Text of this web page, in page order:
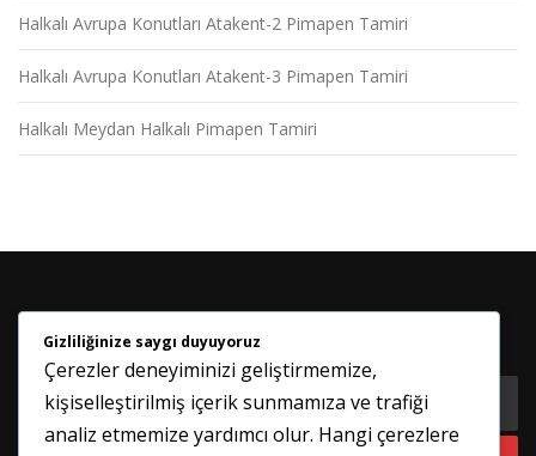
Halkalı Avrupa Konutları Atakent-2 Pimapen Tamiri
Halkalı Avrupa Konutları Atakent-3 Pimapen Tamiri
Halkalı Meydan Halkalı Pimapen Tamiri
HABER BÜLTENIMIZE KATILIN
Gizliliğinize saygı duyuyoruz
Çerezler deneyiminizi geliştirmemize,
kişiselleştirilmiş içerik sunmamıza ve trafiği
analiz etmemize yardımcı olur. Hangi çerezlere